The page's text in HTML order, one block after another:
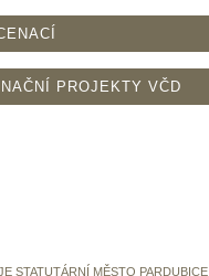
PROJEKTY VČD
STATUTÁRNÍ MĚSTO PARDUBICE